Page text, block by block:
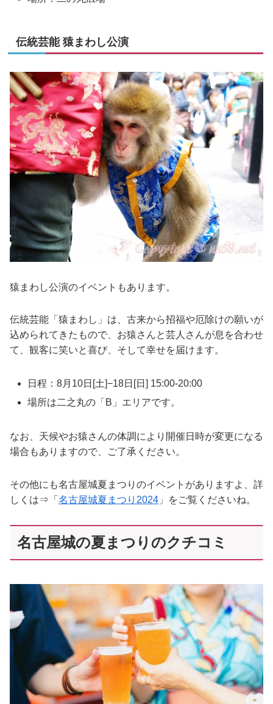
伝統芸能 猿まわし公演
猿まわし公演のイベントもあります。
伝統芸能「猿まわし」は、古来から招福や厄除けの願いが
込められてきたもので、お猿さんと芸人さんが息を合わせ
て、観客に笑いと喜び、そして幸せを届けます。
日程：8月10日[土]−18日[日] 15:00-20:00
場所は二之丸の「B」エリアです。
なお、天候やお猿さんの体調により開催日時が変更になる
場合もありますので、ご了承ください。
その他にも名古屋城夏まつりのイベントがありますよ、詳
しくは⇒「 名古屋城夏まつり2024 」をご覧くださいね。
名古屋城の夏まつりのクチコミ